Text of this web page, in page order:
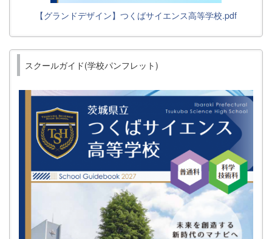
【グランドデザイン】つくばサイエンス高等学校.pdf
スクールガイド(学校パンフレット)